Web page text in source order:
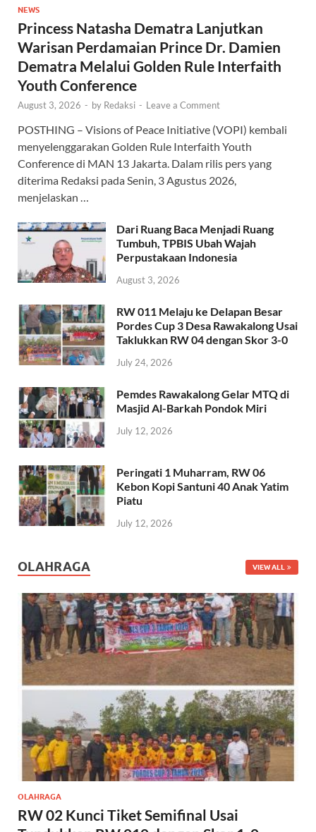
NEWS
Princess Natasha Dematra Lanjutkan
Warisan Perdamaian Prince Dr. Damien
Dematra Melalui Golden Rule Interfaith
Youth Conference
August 3, 2026 - by Redaksi - Leave a Comment
POSTHING – Visions of Peace Initiative (VOPI) kembali
menyelenggarakan Golden Rule Interfaith Youth
Conference di MAN 13 Jakarta. Dalam rilis pers yang
diterima Redaksi pada Senin, 3 Agustus 2026,
menjelaskan …
Dari Ruang Baca Menjadi Ruang
Tumbuh, TPBIS Ubah Wajah
Perpustakaan Indonesia
August 3, 2026
RW 011 Melaju ke Delapan Besar
Pordes Cup 3 Desa Rawakalong Usai
Taklukkan RW 04 dengan Skor 3-0
July 24, 2026
Pemdes Rawakalong Gelar MTQ di
Masjid Al-Barkah Pondok Miri
July 12, 2026
Peringati 1 Muharram, RW 06
Kebon Kopi Santuni 40 Anak Yatim
Piatu
July 12, 2026
OLAHRAGA VIEW ALL
OLAHRAGA
RW 02 Kunci Tiket Semifinal Usai